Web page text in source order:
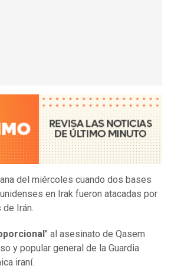
del miércoles cuando dos bases
en Irak fueron atacadas por
Irán.
" al asesinato de Qasem
y popular general de la Guardia
iraní.